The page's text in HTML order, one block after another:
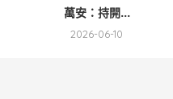
萬安：持開...
2026-06-10